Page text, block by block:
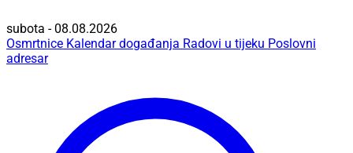
subota - 08.08.2026
Osmrtnice Kalendar događanja Radovi u tijeku Poslovni
adresar